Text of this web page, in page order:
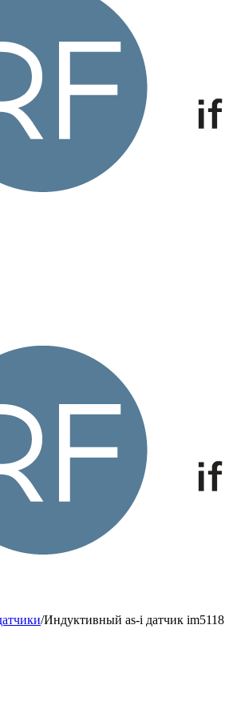
/Индуктивный as-i датчик im5118